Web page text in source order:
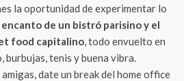
la oportunidad de experimentar lo
encanto de un bistró parisino y el
food capitalino, todo envuelto en
burbujas, tenis y buena vibra.
date un break del home office